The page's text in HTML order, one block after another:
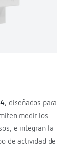
, diseñados para
medir los
e integran la
de actividad de